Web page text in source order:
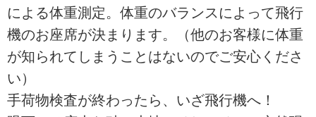
による体重測定。体重のバランスによって飛行
機のお座席が決まります。（他のお客様に体重
が知られてしまうことはないのでご安心くださ
い）
手荷物検査が終わったら、いざ飛行機へ！